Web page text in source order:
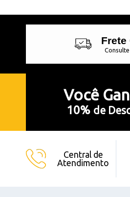
Frete
Você
10% de
Central de
Atendimento